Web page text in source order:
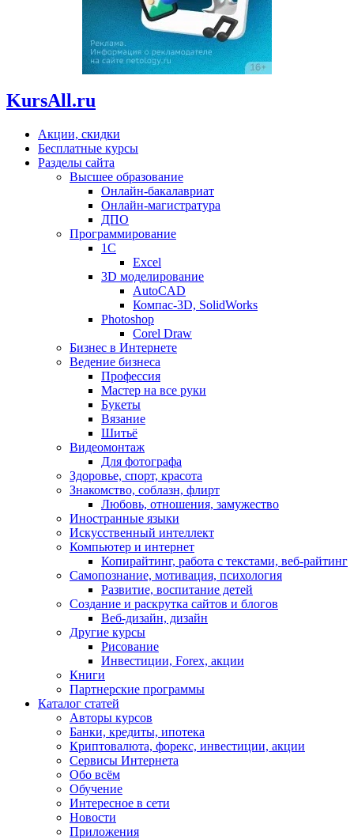
KursAll.ru
Акции, скидки
Бесплатные курсы
Разделы сайта
Высшее образование
Онлайн-бакалавриат
Онлайн-магистратура
ДПО
Программирование
1С
Excel
3D моделирование
AutoCAD
Компас-3D, SolidWorks
Photoshop
Corel Draw
Бизнес в Интернете
Ведение бизнеса
Профессия
Мастер на все руки
Букеты
Вязание
Шитьё
Видеомонтаж
Для фотографа
Здоровье, спорт, красота
Знакомство, соблазн, флирт
Любовь, отношения, замужество
Иностранные языки
Искусственный интеллект
Компьютер и интернет
Копирайтинг, работа с текстами, веб-райтинг
Самопознание, мотивация, психология
Развитие, воспитание детей
Создание и раскрутка сайтов и блогов
Веб-дизайн, дизайн
Другие курсы
Рисование
Инвестиции, Forex, акции
Книги
Партнерские программы
Каталог статей
Авторы курсов
Банки, кредиты, ипотека
Криптовалюта, форекс, инвестиции, акции
Сервисы Интернета
Обо всём
Обучение
Интересное в сети
Новости
Приложения